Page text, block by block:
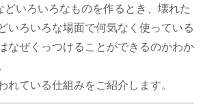
どいろいろなものを作るとき、壊れた
いろいろな場面で何気なく使っている
なぜくっつけることができるのかわか
れている仕組みをご紹介します。